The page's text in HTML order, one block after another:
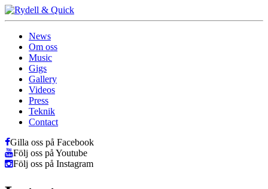
News
Om oss
Music
Gigs
Gallery
Videos
Press
Teknik
Contact
Gilla oss på Facebook
Följ oss på Youtube
Följ oss på Instagram